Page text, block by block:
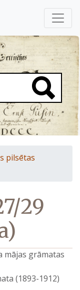
pilsētas
29
mājas grāmatas
(1893-1912)